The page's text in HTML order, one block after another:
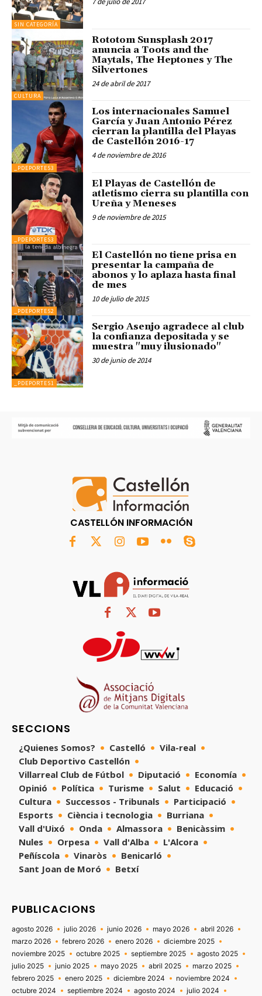
SIN CATEGORÍA
CULTURA
Rototom Sunsplash 2017
anuncia a Toots and the
Maytals, The Heptones y The
Silvertones
24 de abril de 2017
_PDEPORTES3
Los internacionales Samuel
García y Juan Antonio Pérez
cierran la plantilla del Playas
de Castellón 2016-17
4 de noviembre de 2016
_PDEPORTES3
El Playas de Castellón de
atletismo cierra su plantilla con
Ureña y Meneses
9 de noviembre de 2015
_PDEPORTES2
El Castellón no tiene prisa en
presentar la campaña de
abonos y lo aplaza hasta final
de mes
10 de julio de 2015
_PDEPORTES1
Sergio Asenjo agradece al club
la confianza depositada y se
muestra "muy ilusionado"
30 de junio de 2014
CASTELLÓN INFORMACIÓN
SECCIONS
¿Quienes Somos? Castelló
Vila-real
Club Deportivo Castellón
Villarreal Club de Fútbol
Diputació
Economía
Opinió
Política Turisme Salut
Educació
Cultura
Successos - Tribunals
Participació
Esports
Ciència i tecnologia
Burriana
Vall d'Uixó
Onda Almassora
Benicàssim
Nules
Orpesa Vall d'Alba
L'Alcora
Peñíscola
Vinaròs
Benicarló
Sant Joan de Moró
Betxí
PUBLICACIONS
agosto 2026 julio 2026 junio 2026 mayo 2026
abril 2026
marzo 2026
febrero 2026 enero 2026
diciembre 2025
noviembre 2025
octubre 2025 septiembre 2025
agosto 2025
julio 2025
junio 2025 mayo 2025 abril 2025
marzo 2025
febrero 2025
enero 2025 diciembre 2024
noviembre 2024
octubre 2024
septiembre 2024 agosto 2024
julio 2024